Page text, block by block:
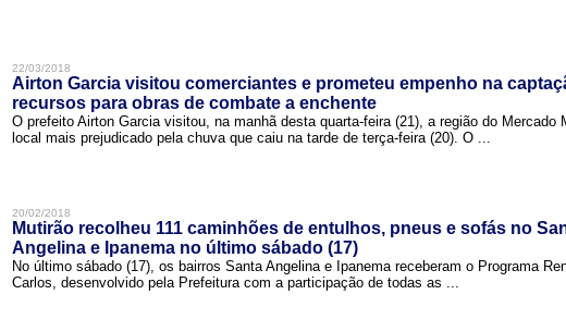
22/03/2018
Airton Garcia visitou comerciantes e prometeu empenho na
recursos para obras de combate a enchente
O prefeito Airton Garcia visitou, na manhã desta quarta-feira (21), a região do Mercado
local mais prejudicado pela chuva que caiu na tarde de terça-feira (20). O ...
20/02/2018
Mutirão recolheu 111 caminhões de entulhos, pneus e sofás no
Angelina e Ipanema no último sábado (17)
No último sábado (17), os bairros Santa Angelina e Ipanema receberam o Programa
Carlos, desenvolvido pela Prefeitura com a participação de todas as ...